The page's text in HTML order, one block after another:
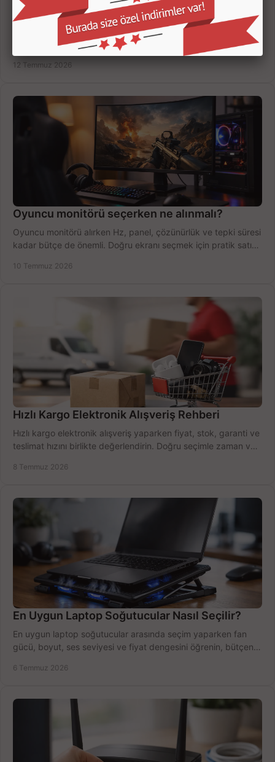
Oyuncu Monitörü Kaç İnç Olmalı? Doğru Seçim
Oyuncu monitörü kaç inç olmalı? 24, 27 ve 32 inç ekranları
çözünürlük, mesafe, oyun türü ve bütçeye göre doğru seçin,
fırsatları değerlendirin, inceleyin.
12 Temmuz 2026
Oyuncu monitörü seçerken ne alınmalı?
Oyuncu monitörü alırken Hz, panel, çözünürlük ve tepki süresi
kadar bütçe de önemli. Doğru ekranı seçmek için pratik satın
10 Temmuz 2026
Hızlı Kargo Elektronik Alışveriş Rehberi
Hızlı kargo elektronik alışveriş yaparken fiyat, stok, garanti ve
teslimat hızını birlikte değerlendirin. Doğru seçimle zaman ve
8 Temmuz 2026
En Uygun Laptop Soğutucular Nasıl Seçilir?
En uygun laptop soğutucular arasında seçim yaparken fan
gücü, boyut, ses seviyesi ve fiyat dengesini öğrenin, bütçenizi
6 Temmuz 2026